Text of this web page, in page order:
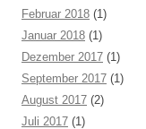
Februar 2018 (1)
Januar 2018 (1)
Dezember 2017 (1)
September 2017 (1)
August 2017 (2)
Juli 2017 (1)